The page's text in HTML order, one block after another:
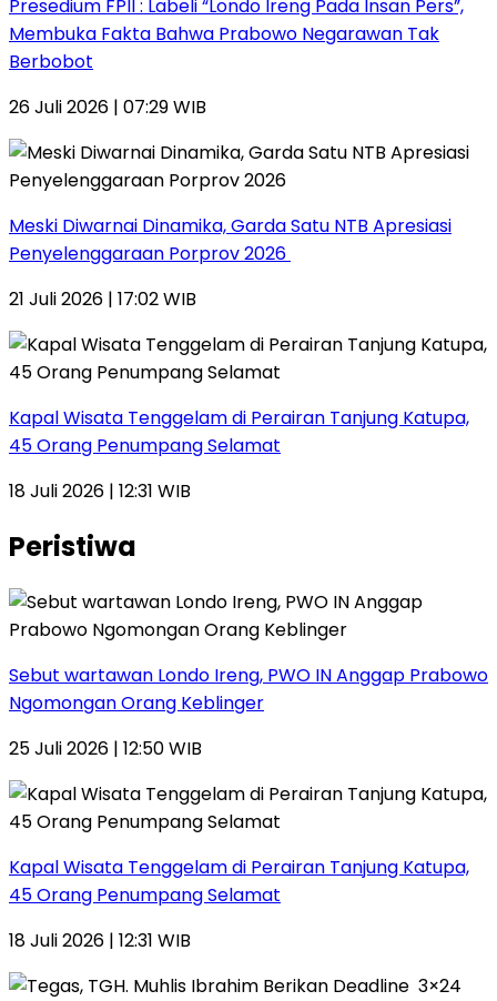
Presedium FPII : Labeli “Londo Ireng Pada Insan Pers”,
Membuka Fakta Bahwa Prabowo Negarawan Tak
Berbobot
26 Juli 2026 | 07:29 WIB
Meski Diwarnai Dinamika, Garda Satu NTB Apresiasi
Penyelenggaraan Porprov 2026 ‎
21 Juli 2026 | 17:02 WIB
Kapal Wisata Tenggelam di Perairan Tanjung Katupa,
45 Orang Penumpang Selamat
18 Juli 2026 | 12:31 WIB
Peristiwa
Sebut wartawan Londo Ireng, PWO IN Anggap Prabowo
Ngomongan Orang Keblinger
25 Juli 2026 | 12:50 WIB
Kapal Wisata Tenggelam di Perairan Tanjung Katupa,
45 Orang Penumpang Selamat
18 Juli 2026 | 12:31 WIB